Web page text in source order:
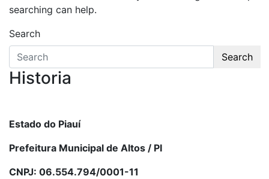
searching can help.
Search
Search
Historia
Estado do Piauí
Prefeitura Municipal de Altos / PI
CNPJ: 06.554.794/0001-11